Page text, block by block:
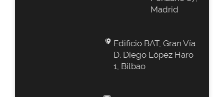
Madrid
Edificio BAT, Gran Vía
D. Diego López Haro
1, Bilbao